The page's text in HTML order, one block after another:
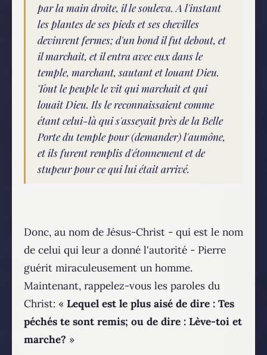
par la main droite, il le souleva. A l'instant
les plantes de ses pieds et ses chevilles
devinrent fermes; d'un bond il fut debout, et
il marchait, et il entra avec eux dans le
temple, marchant, sautant et louant Dieu.
Tout le peuple le vit qui marchait et qui
louait Dieu. Ils le reconnaissaient comme
étant celui-là qui s'asseyait près de la Belle
Porte du temple pour (demander) l'aumône,
et ils furent remplis d'étonnement et de
stupeur pour ce qui lui était arrivé.
Donc, au nom de Jésus-Christ - qui est le nom
de celui qui leur a donné l'autorité - Pierre
guérit miraculeusement un homme.
Maintenant, rappelez-vous les paroles du
Christ: « Lequel est le plus aisé de dire : Tes
péchés te sont remis; ou de dire : Lève-toi et
marche? »